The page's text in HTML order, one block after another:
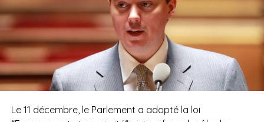
Le 11 décembre, le Parlement a adopté la loi